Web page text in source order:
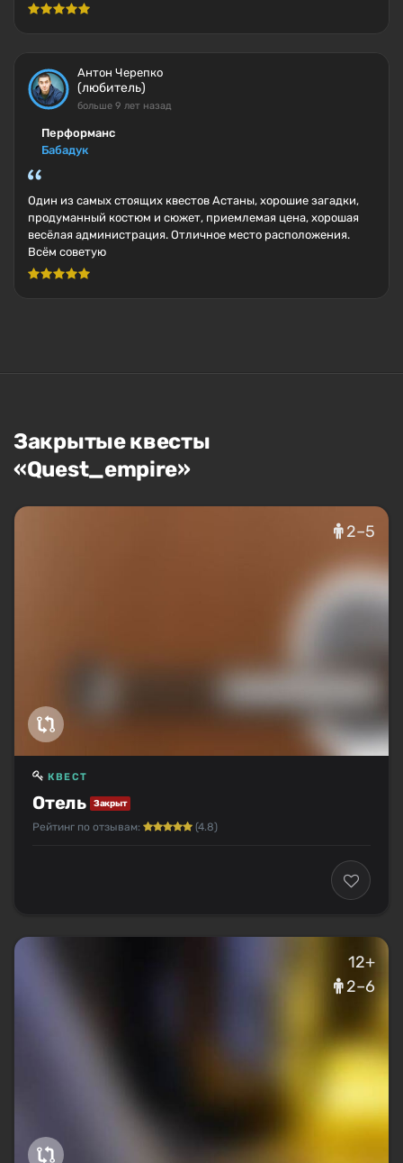
Антон Черепко
(любитель)
больше 9 лет назад
Перформанс
Бабадук
Один из самых стоящих квестов Астаны, хорошие загадки,
продуманный костюм и сюжет, приемлемая цена, хорошая
весёлая администрация. Отличное место расположения.
Всём советую
Закрытые квесты
«Quest_empire»
2–5
Отель Закрыт
КВЕСТ
Рейтинг по отзывам: (4.8)
12+
2–6